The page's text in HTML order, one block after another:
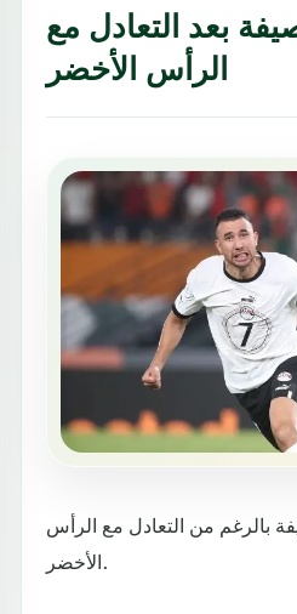
بعد التعادل مع
الرأس الأخضر
بالرغم من التعادل مع الرأس
الأخضر.